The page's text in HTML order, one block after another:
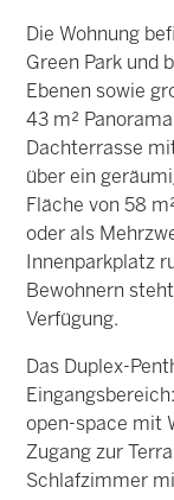
Die Wohnung
Green Park und
Ebenen sowie
43 m²
Dachterrasse
über ein
Fläche von 58
oder als
Innenparkplatz
Bewohnern
Verfügung.
Das Duplex-
open-space mit
Zugang zur
Schlafzimmer